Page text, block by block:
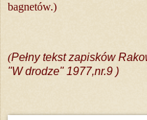
bagnetów.)
(Pełny tekst zapisków
"W drodze" 1977,nr.9 )